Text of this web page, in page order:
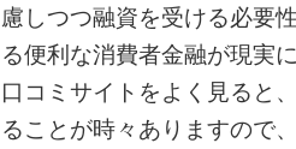
慮しつつ融資を受ける必要
る便利な消費者金融が現実
口コミサイトをよく見ると
ることが時々ありますので